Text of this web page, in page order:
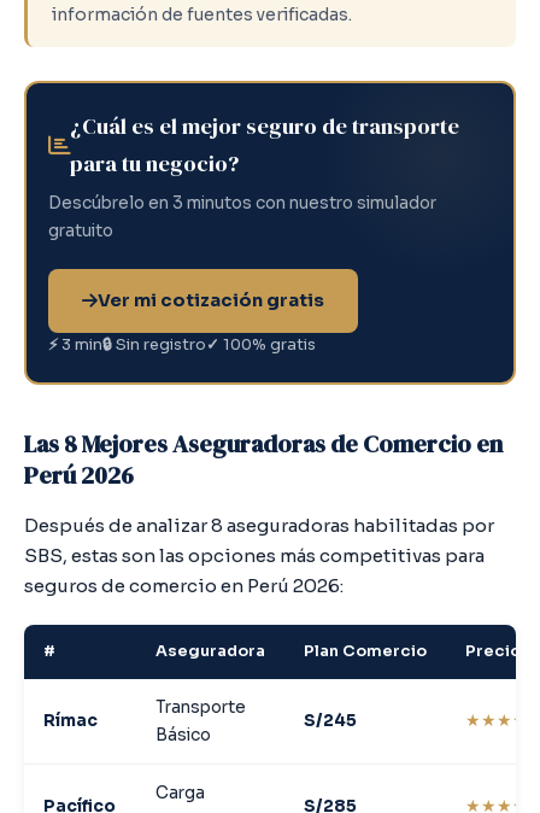
información de fuentes verificadas.
¿Cuál es el mejor seguro de transporte
para tu negocio?
Descúbrelo en 3 minutos con nuestro simulador
gratuito
Ver mi cotización gratis
⚡ 3 min🔒Sin registro✓ 100% gratis
Las 8 Mejores Aseguradoras de Comercio en
Perú 2026
Después de analizar 8 aseguradoras habilitadas por
SBS, estas son las opciones más competitivas para
seguros de comercio en Perú 2026:
# Aseguradora Plan Comercio Precio
Rímac
Transporte
Básico
S/245
Pacífico
Carga
S/285